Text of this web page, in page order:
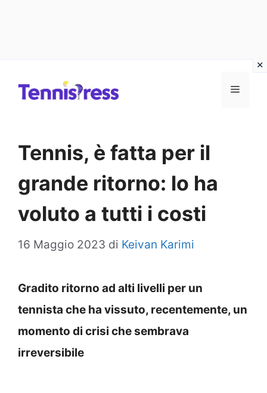
MENU
Tennis, è fatta per il
grande ritorno: lo ha
voluto a tutti i costi
16 Maggio 2023 di Keivan Karimi
Gradito ritorno ad alti livelli per un
tennista che ha vissuto, recentemente, un
momento di crisi che sembrava
irreversibile